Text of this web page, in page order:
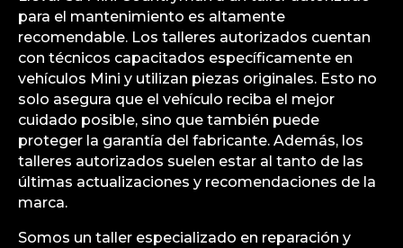
para el mantenimiento es altamente
recomendable. Los talleres autorizados cuentan
con técnicos capacitados específicamente en
vehículos Mini y utilizan piezas originales. Esto no
solo asegura que el vehículo reciba el mejor
cuidado posible, sino que también puede
proteger la garantía del fabricante. Además, los
talleres autorizados suelen estar al tanto de las
últimas actualizaciones y recomendaciones de la
marca.
Somos un taller especializado en reparación y